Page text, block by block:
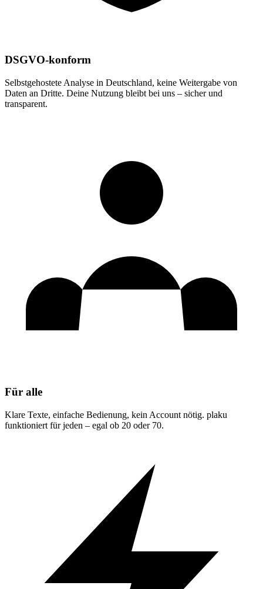
DSGVO-konform
Selbstgehostete Analyse in Deutschland, keine Weitergabe von
Daten an Dritte. Deine Nutzung bleibt bei uns – sicher und
transparent.
Für alle
Klare Texte, einfache Bedienung, kein Account nötig. plaku
funktioniert für jeden – egal ob 20 oder 70.